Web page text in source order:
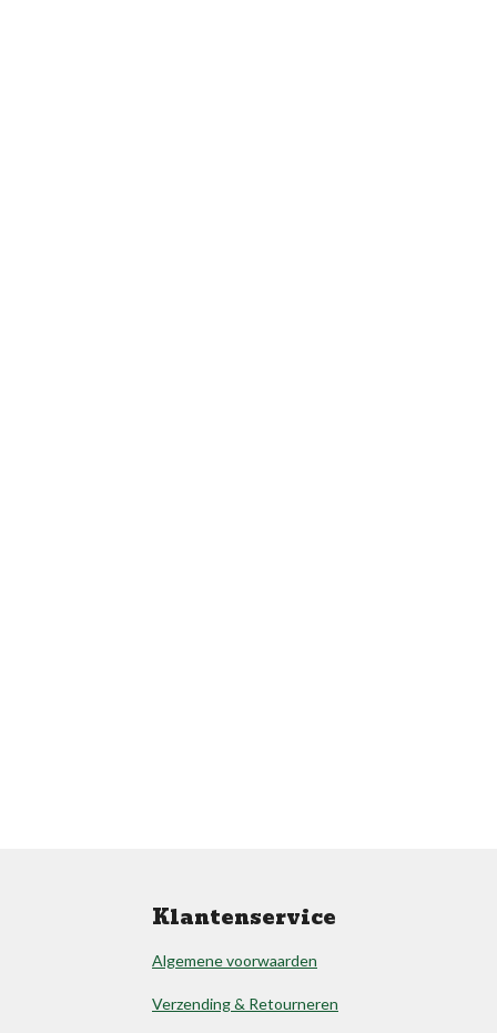
Klantenservice
Algemene voorwaarden
Verzending & Retourneren